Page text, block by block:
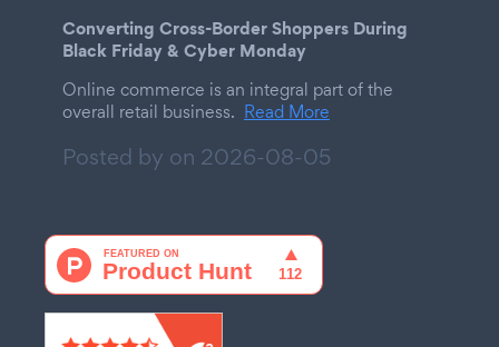
Converting Cross-Border Shoppers During
Black Friday & Cyber Monday
Online commerce is an integral part of the
overall retail business. Read More
Posted by on 2026-08-05